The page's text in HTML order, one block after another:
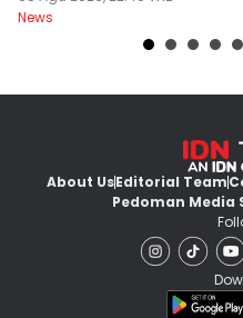
News
About UsEditorial Team
Pedoman Media